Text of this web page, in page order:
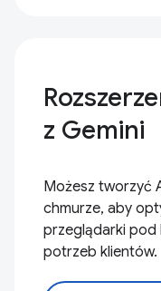
z Gemini
Możesz tworzyć
chmurze, aby
przeglądarki pod
potrzeb klientów.